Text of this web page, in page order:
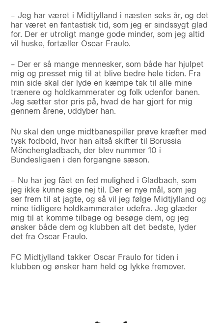
– Jeg har været i Midtjylland i næsten seks år, og det
har været en fantastisk tid, som jeg er sindssygt glad
for. Der er utroligt mange gode minder, som jeg altid
vil huske, fortæller Oscar Fraulo.
– Der er så mange mennesker, som både har hjulpet
mig og presset mig til at blive bedre hele tiden. Fra
min side skal der lyde en kæmpe tak til alle mine
trænere og holdkammerater og folk udenfor banen.
Jeg sætter stor pris på, hvad de har gjort for mig
gennem årene, uddyber han.
Nu skal den unge midtbanespiller prøve kræfter med
tysk fodbold, hvor han altså skifter til Borussia
Mönchengladbach, der blev nummer 10 i
Bundesligaen i den forgangne sæson.
– Nu har jeg fået en fed mulighed i Gladbach, som
jeg ikke kunne sige nej til. Der er nye mål, som jeg
ser frem til at jagte, og så vil jeg følge Midtjylland og
mine tidligere holdkammerater udefra. Jeg glæder
mig til at komme tilbage og besøge dem, og jeg
ønsker både dem og klubben alt det bedste, lyder
det fra Oscar Fraulo.
FC Midtjylland takker Oscar Fraulo for tiden i
klubben og ønsker ham held og lykke fremover.